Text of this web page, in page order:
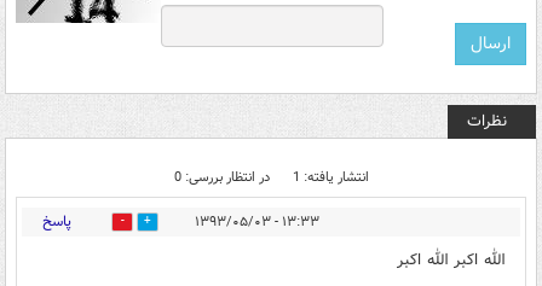
نظرات
انتشار یافته: 1 در انتظار بررسی: 0
۱۳:۳۳ - ۱۳۹۳/۰۵/۰۳ 0 پاسخ
الله اکبر الله اکبر